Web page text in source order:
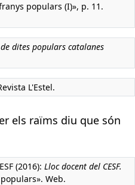
populars (I)», p. 11.
dites populars catalanes
L'Estel.
els raïms diu que són
(2016): Lloc docent del CESF.
Web.